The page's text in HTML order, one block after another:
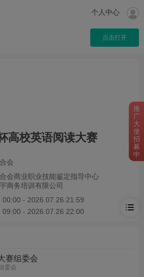
个人中心
点击打开
推
广
大
使
招
募
中
高校英语阅读大赛
会
会商业职业技能鉴定指导中心
商务培训有限公司
00:00 - 2026.07.26 21:59
09:00 - 2026.07.26 22:00
赛组委会
委会